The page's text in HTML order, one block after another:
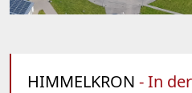
HIMMELKRON - In